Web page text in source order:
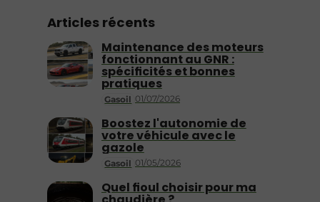
Articles récents
Gasoil 01/07/2026
Maintenance des moteurs
fonctionnant au GNR :
spécificités et bonnes
pratiques
Gasoil 01/05/2026
Boostez l'autonomie de
votre véhicule avec le
gazole
Quel fioul choisir pour ma